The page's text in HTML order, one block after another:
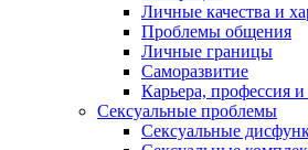
Личные качества и
Проблемы общения
Личные границы
Саморазвитие
Карьера, профессия и
Сексуальные проблемы
Сексуальные